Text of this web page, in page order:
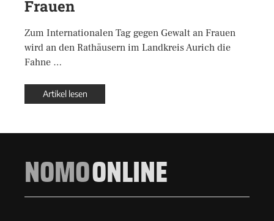
Frauen
Zum Internationalen Tag gegen Gewalt an Frauen
wird an den Rathäusern im Landkreis Aurich die
Fahne …
Artikel lesen
NOMOONLINE